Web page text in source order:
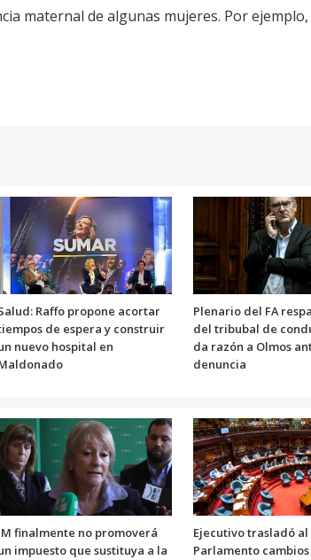
maternal de algunas mujeres. Por
Raffo propone acortar
de espera y construir
nuevo hospital en
Plenario del FA
del tribubal de
da razón a Olmos
denuncia
finalmente no promoverá
impuesto que sustituya a la
Ejecutivo trasladó al
Parlamento